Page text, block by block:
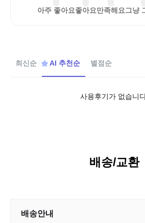
아주 좋아요좋아요만족해요그냥
최신순 AI 추천순 별점순
사용후기가 없습니
배송/교환
배송안내